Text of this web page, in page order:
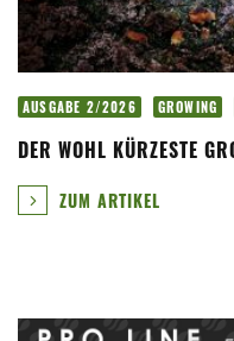
AUSGABE 2/2026 GROWING
DER WOHL KÜRZESTE
ZUM ARTIKEL